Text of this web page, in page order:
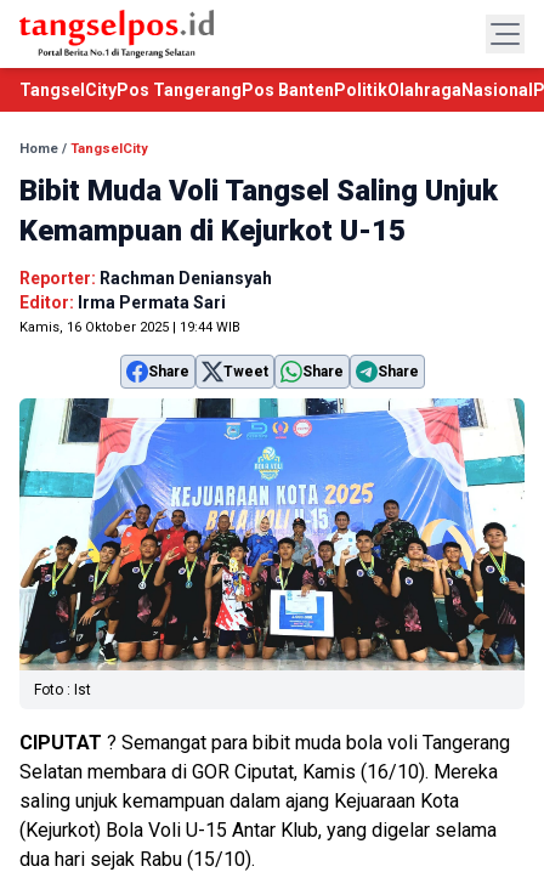
TangselCityPos Tangerang Pos Banten PolitikOlahraga Nasional
Home / TangselCity
Bibit Muda Voli Tangsel Saling Unjuk
Kemampuan di Kejurkot U-15
Reporter: Rachman Deniansyah
Editor: Irma Permata Sari
Kamis, 16 Oktober 2025 | 19:44 WIB
Share Tweet Share Share
Foto : Ist
CIPUTAT ? Semangat para bibit muda bola voli Tangerang
Selatan membara di GOR Ciputat, Kamis (16/10). Mereka
saling unjuk kemampuan dalam ajang Kejuaraan Kota
(Kejurkot) Bola Voli U-15 Antar Klub, yang digelar selama
dua hari sejak Rabu (15/10).